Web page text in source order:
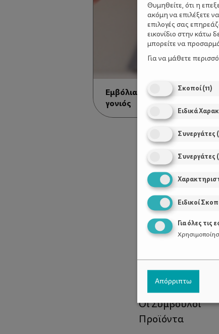
Εμβόλια: Αυτά που πρέπει να
γονιός
Χρήσιμοι
Τι είναι το ΔΕΛΤΑ
Οι Σύμβουλοι
Προϊόντα
Θυμηθείτε, ότι η
ακόμη να επιλέξετε
επιλογές σας
εικονίδιο στην κάτω
μπορείτε να
Για να μάθετε
Σκοποί(11)
Ειδικά
Συνεργάτες (
Συνεργάτες
Ειδικοί
Για όλες τις
Απόρριπτω